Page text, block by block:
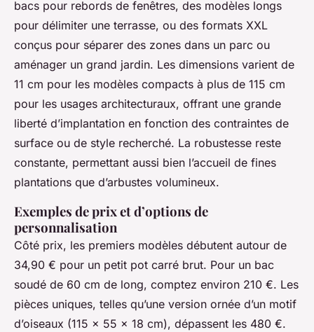
bacs pour rebords de fenêtres, des modèles longs
pour délimiter une terrasse, ou des formats XXL
conçus pour séparer des zones dans un parc ou
aménager un grand jardin. Les dimensions varient de
11 cm pour les modèles compacts à plus de 115 cm
pour les usages architecturaux, offrant une grande
liberté d’implantation en fonction des contraintes de
surface ou de style recherché. La robustesse reste
constante, permettant aussi bien l’accueil de fines
plantations que d’arbustes volumineux.
Exemples de prix et d’options de
personnalisation
Côté prix, les premiers modèles débutent autour de
34,90 € pour un petit pot carré brut. Pour un bac
soudé de 60 cm de long, comptez environ 210 €. Les
pièces uniques, telles qu’une version ornée d’un motif
d’oiseaux (115 x 55 x 18 cm), dépassent les 480 €.